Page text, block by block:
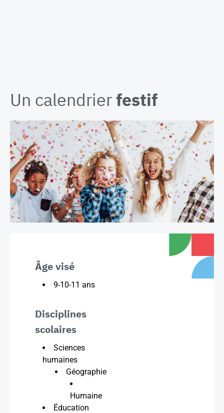
Un calendrierfestif
Âge visé
9-10-11 ans
Disciplines
scolaires
Sciences
humaines
Géographie
Humaine
Éducation